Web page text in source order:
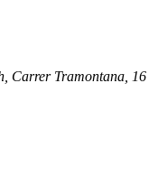
Carrer Tramontana, 16